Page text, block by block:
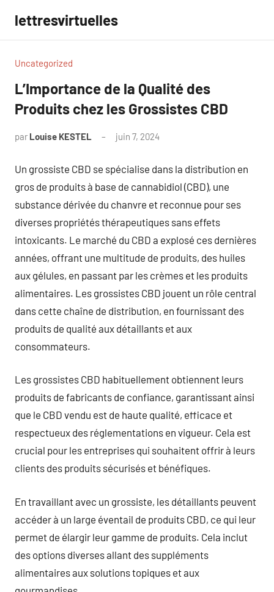
contenu
lettresvirtuelles
Uncategorized
L’Importance de la Qualité des
Produits chez les Grossistes CBD
par Louise KESTEL juin 7, 2024
Un grossiste CBD se spécialise dans la distribution en
gros de produits à base de cannabidiol (CBD), une
substance dérivée du chanvre et reconnue pour ses
diverses propriétés thérapeutiques sans effets
intoxicants. Le marché du CBD a explosé ces dernières
années, offrant une multitude de produits, des huiles
aux gélules, en passant par les crèmes et les produits
alimentaires. Les grossistes CBD jouent un rôle central
dans cette chaîne de distribution, en fournissant des
produits de qualité aux détaillants et aux
consommateurs.
Les grossistes CBD habituellement obtiennent leurs
produits de fabricants de confiance, garantissant ainsi
que le CBD vendu est de haute qualité, efficace et
respectueux des réglementations en vigueur. Cela est
crucial pour les entreprises qui souhaitent offrir à leurs
clients des produits sécurisés et bénéfiques.
En travaillant avec un grossiste, les détaillants peuvent
accéder à un large éventail de produits CBD, ce qui leur
permet de élargir leur gamme de produits. Cela inclut
des options diverses allant des suppléments
alimentaires aux solutions topiques et aux